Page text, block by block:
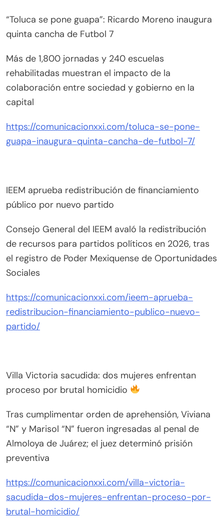
“Toluca se pone guapa”: Ricardo Moreno inaugura
quinta cancha de Futbol 7
Más de 1,800 jornadas y 240 escuelas
rehabilitadas muestran el impacto de la
colaboración entre sociedad y gobierno en la
capital
https://comunicacionxxi.com/toluca-se-pone-
guapa-inaugura-quinta-cancha-de-futbol-7/
IEEM aprueba redistribución de financiamiento
público por nuevo partido
Consejo General del IEEM avaló la redistribución
de recursos para partidos políticos en 2026, tras
el registro de Poder Mexiquense de Oportunidades
Sociales
https://comunicacionxxi.com/ieem-aprueba-
redistribucion-financiamiento-publico-nuevo-
partido/
Villa Victoria sacudida: dos mujeres enfrentan
proceso por brutal homicidio
Tras cumplimentar orden de aprehensión, Viviana
“N” y Marisol “N” fueron ingresadas al penal de
Almoloya de Juárez; el juez determinó prisión
preventiva
https://comunicacionxxi.com/villa-victoria-
sacudida-dos-mujeres-enfrentan-proceso-por-
brutal-homicidio/